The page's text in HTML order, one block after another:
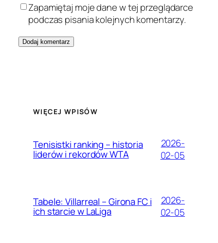
Zapamiętaj moje dane w tej przeglądarce
podczas pisania kolejnych komentarzy.
WIĘCEJ WPISÓW
Tenisistki ranking – historia
liderów i rekordów WTA
2026-
02-05
Tabele: Villarreal – Girona FC i
ich starcie w LaLiga
2026-
02-05